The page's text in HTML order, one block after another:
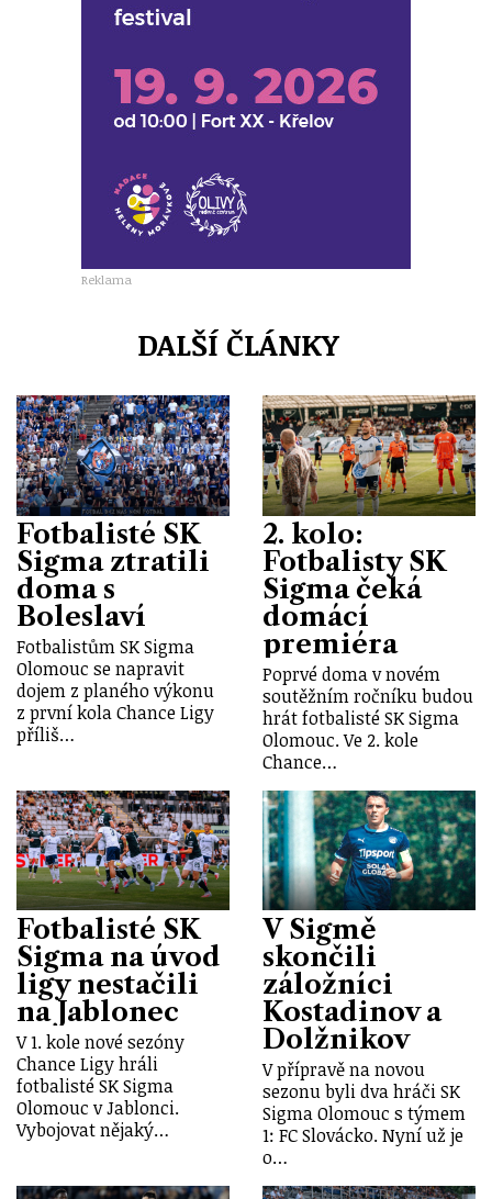
Reklama
DALŠÍ ČLÁNKY
Fotbalisté SK
Sigma ztratili
doma s
Boleslaví
Fotbalistům SK Sigma
Olomouc se napravit
dojem z planého výkonu
z první kola Chance Ligy
příliš…
2. kolo:
Fotbalisty SK
Sigma čeká
domácí
premiéra
Poprvé doma v novém
soutěžním ročníku budou
hrát fotbalisté SK Sigma
Olomouc. Ve 2. kole
Chance…
Fotbalisté SK
Sigma na úvod
ligy nestačili
na Jablonec
V 1. kole nové sezóny
Chance Ligy hráli
fotbalisté SK Sigma
Olomouc v Jablonci.
Vybojovat nějaký…
V Sigmě
skončili
záložníci
Kostadinov a
Dolžnikov
V přípravě na novou
sezonu byli dva hráči SK
Sigma Olomouc s týmem
1: FC Slovácko. Nyní už je
o…